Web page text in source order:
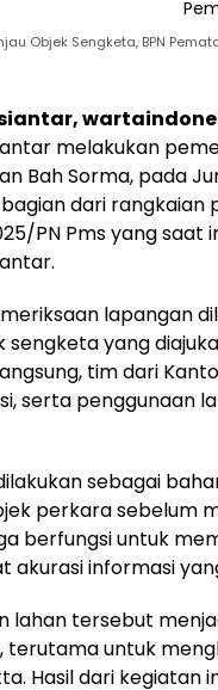
Objek Sengketa, BPN
melakukan
Bah Sorma, pada
dari
PN Pms yang saat
lapangan
yang
tim dari
serta penggunaan
sebagai
perkara sebelum
berfungsi untuk
akurasi informasi
lahan tersebut
terutama untuk
Hasil dari kegiatan